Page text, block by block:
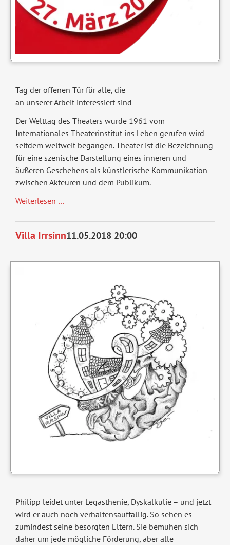
Tag der offenen Tür für alle, die
an unserer Arbeit interessiert sind
Der Welttag des Theaters wurde 1961 vom
Internationales Theaterinstitut ins Leben gerufen wird
seitdem weltweit begangen. Theater ist die Bezeichnung
für eine szenische Darstellung eines inneren und
äußeren Geschehens als künstlerische Kommunikation
zwischen Akteuren und dem Publikum.
Weiterlesen …
Villa Irrsinn11.05.2018 20:00
Philipp leidet unter Legasthenie, Dyskalkulie – und jetzt
wird er auch noch verhaltensauffällig. So sehen es
zumindest seine besorgten Eltern. Sie bemühen sich
daher um jede mögliche Förderung, aber alle